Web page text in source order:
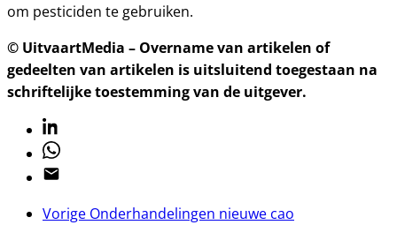
om pesticiden te gebruiken.
© UitvaartMedia – Overname van artikelen of
gedeelten van artikelen is uitsluitend toegestaan na
schriftelijke toestemming van de uitgever.
Linkedin
Whatsapp
Email
Vorige Onderhandelingen nieuwe cao